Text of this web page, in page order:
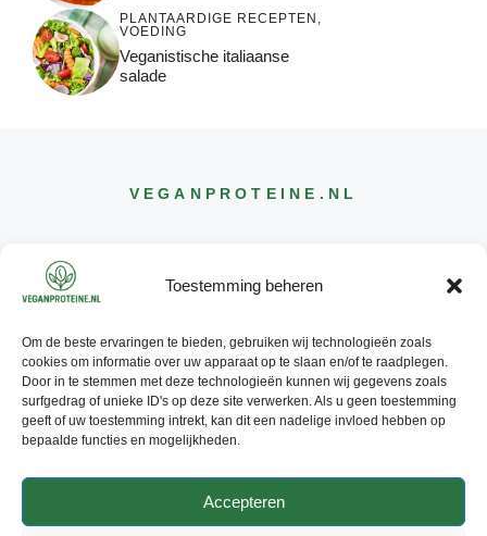
Toestemming beheren
Om de beste ervaringen te bieden, gebruiken wij technologieën zoals
cookies om informatie over uw apparaat op te slaan en/of te raadplegen.
Door in te stemmen met deze technologieën kunnen wij gegevens zoals
surfgedrag of unieke ID's op deze site verwerken. Als u geen toestemming
geeft of uw toestemming intrekt, kan dit een nadelige invloed hebben op
bepaalde functies en mogelijkheden.
Accepteren
PLANTAARDIGE RECEPTEN ,
VOEDING
Veganistische italiaanse
salade
VEGANPROTEINE .NL
CONTACT
INFO@ VEGANPROTEINE.NL